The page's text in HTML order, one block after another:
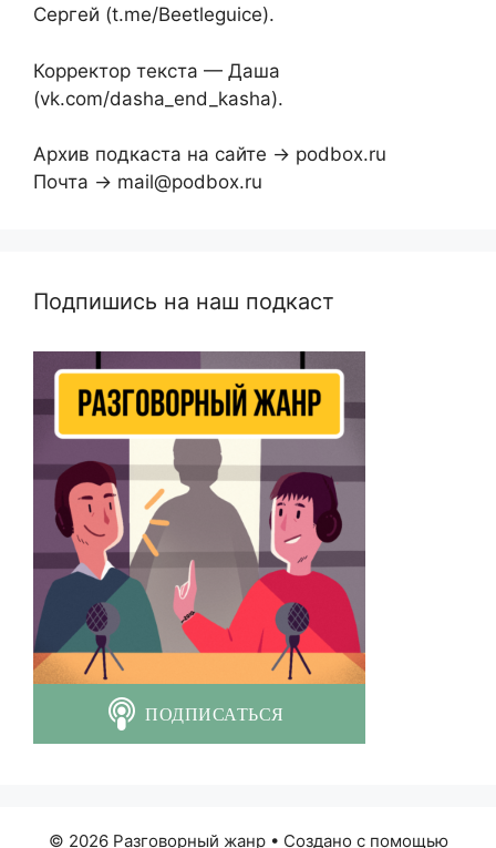
Сергей (t.me/Beetleguice).
Корректор текста — Даша
(vk.com/dasha_end_kasha).
Архив подкаста на сайте → podbox.ru
Почта → mail@podbox.ru
Подпишись на наш подкаст
© 2026 Разговорный жанр• Создано с помощью